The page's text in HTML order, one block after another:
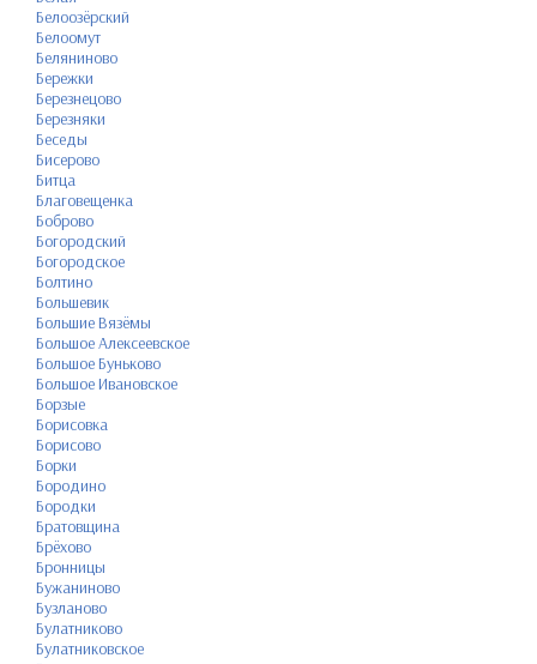
Белоозёрский
Белоомут
Беляниново
Бережки
Березнецово
Березняки
Беседы
Бисерово
Битца
Благовещенка
Боброво
Богородский
Богородское
Болтино
Большевик
Большие Вязёмы
Большое Алексеевское
Большое Буньково
Большое Ивановское
Борзые
Борисовка
Борисово
Борки
Бородино
Бородки
Братовщина
Брёхово
Бронницы
Бужаниново
Бузланово
Булатниково
Булатниковское